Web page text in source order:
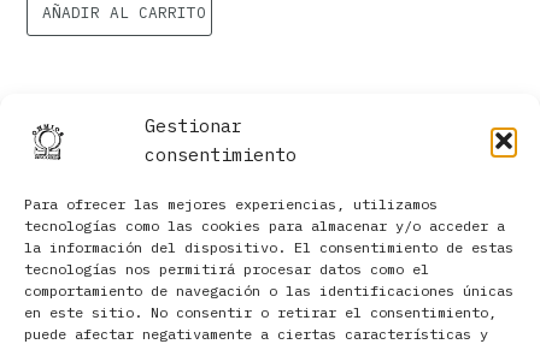
Gestionar
consentimiento
Para ofrecer las mejores experiencias, utilizamos
tecnologías como las cookies para almacenar y/o acceder a
la información del dispositivo. El consentimiento de estas
tecnologías nos permitirá procesar datos como el
comportamiento de navegación o las identificaciones únicas
en este sitio. No consentir o retirar el consentimiento,
puede afectar negativamente a ciertas características y
Filtros
AÑADIR AL CARRITO